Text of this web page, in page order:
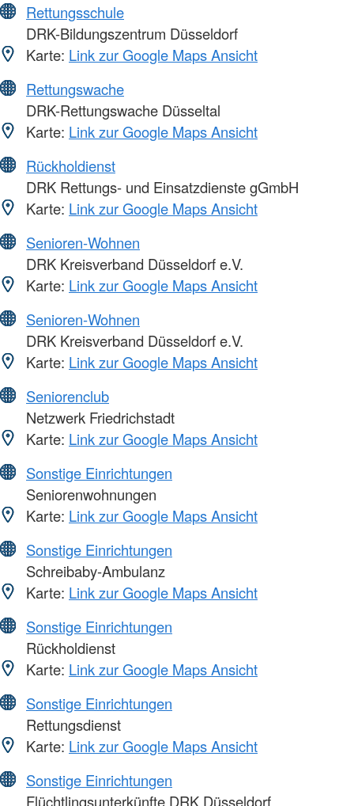
Rettungsschule
DRK-Bildungszentrum Düsseldorf
Karte: Link zur Google Maps Ansicht
Rettungswache
DRK-Rettungswache Düsseltal
Karte: Link zur Google Maps Ansicht
Rückholdienst
DRK Rettungs- und Einsatzdienste gGmbH
Karte: Link zur Google Maps Ansicht
Senioren-Wohnen
DRK Kreisverband Düsseldorf e.V.
Karte: Link zur Google Maps Ansicht
Senioren-Wohnen
DRK Kreisverband Düsseldorf e.V.
Karte: Link zur Google Maps Ansicht
Seniorenclub
Netzwerk Friedrichstadt
Karte: Link zur Google Maps Ansicht
Sonstige Einrichtungen
Seniorenwohnungen
Karte: Link zur Google Maps Ansicht
Sonstige Einrichtungen
Schreibaby-Ambulanz
Karte: Link zur Google Maps Ansicht
Sonstige Einrichtungen
Rückholdienst
Karte: Link zur Google Maps Ansicht
Sonstige Einrichtungen
Rettungsdienst
Karte: Link zur Google Maps Ansicht
Sonstige Einrichtungen
Flüchtlingsunterkünfte DRK Düsseldorf